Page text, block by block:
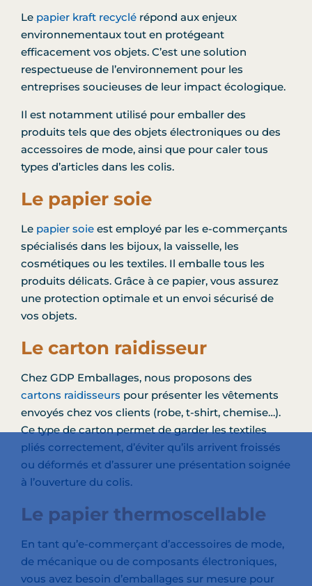
Le papier kraft recyclé répond aux enjeux
environnementaux tout en protégeant
efficacement vos objets. C’est une solution
respectueuse de l’environnement pour les
entreprises soucieuses de leur impact écologique.
Il est notamment utilisé pour emballer des
produits tels que des objets électroniques ou des
accessoires de mode, ainsi que pour caler tous
types d’articles dans les colis.
Le papier soie
Le papier soie est employé par les e-commerçants
spécialisés dans les bijoux, la vaisselle, les
cosmétiques ou les textiles. Il emballe tous les
produits délicats. Grâce à ce papier, vous assurez
une protection optimale et un envoi sécurisé de
vos objets.
Le carton raidisseur
Chez GDP Emballages, nous proposons des
cartons raidisseurs pour présenter les vêtements
envoyés chez vos clients (robe, t-shirt, chemise…).
Ce type de carton permet de garder les textiles
pliés correctement, d’éviter qu’ils arrivent froissés
ou déformés et d’assurer une présentation soignée
à l’ouverture du colis.
Le papier thermoscellable
En tant qu’e-commerçant d’accessoires de mode,
de mécanique ou de composants électroniques,
vous avez besoin d’emballages sur mesure pour